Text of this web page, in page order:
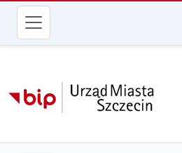
przejdź do głównego menu